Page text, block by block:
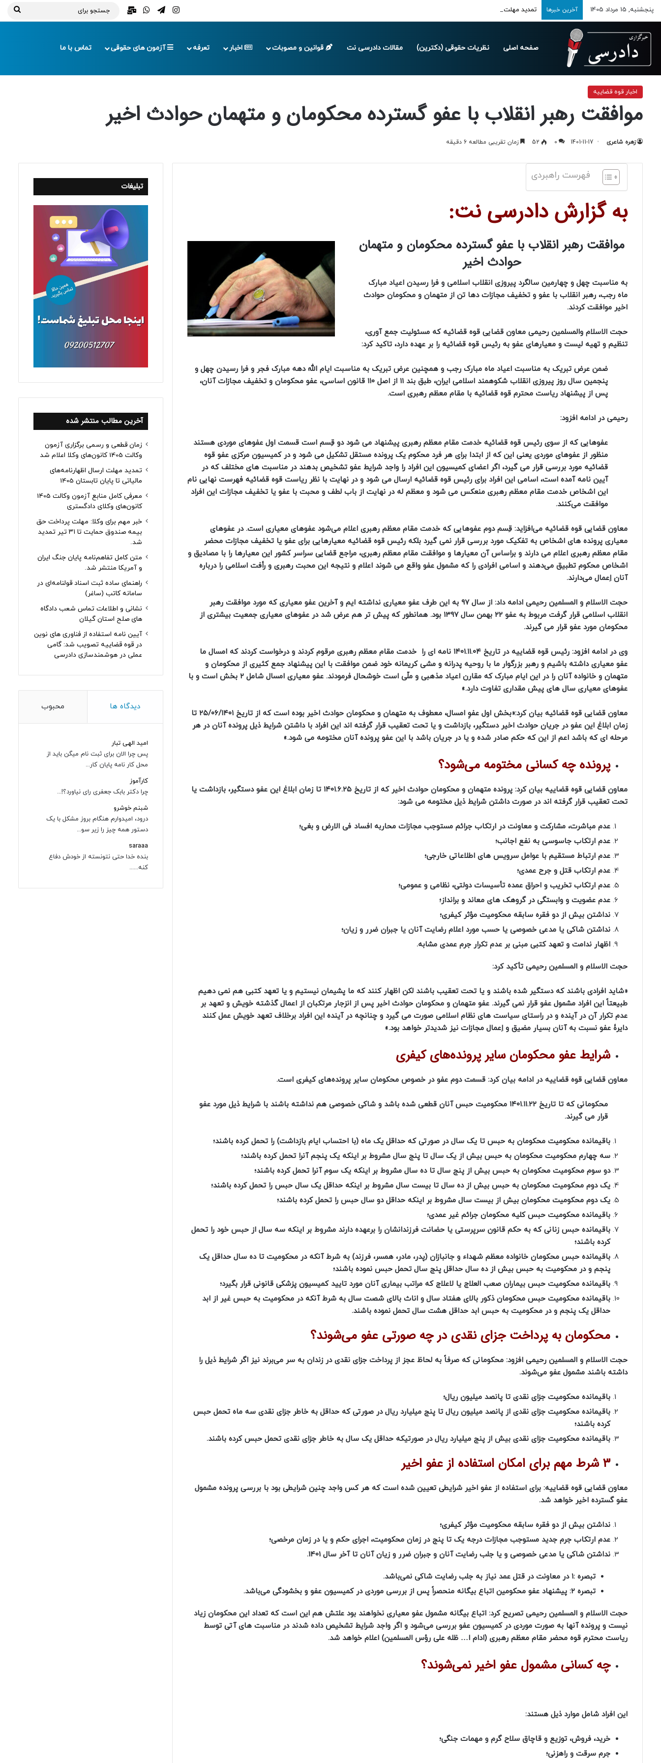
پنجشنبه, 15 مرداد 1405 آخرین خبرها تمدید مهلت ارسال اظهارنامه‌های مالیاتی تا پایان تابستان 1405 اینستاگرام
تلگرامواتس آپ
ایمیل
صفحه اصلی نظریات حقوقی (دکترین) مقالات دادرسی نت قوانین و مصوبات اخبار تعرفه آزمون های حقوقی تماس با ما
اخبار قوه قضاییه
اخبار قوه قضاییه
موافقت رهبر انقلاب با عفو گسترده محکومان و متهمان حوادث اخیر
زهره شاعری 1401-11-17
0
52 زمان تقریبی مطالعه 6 دقیقه
فهرست راهبردی
به گزارش دادرسی نت:
موافقت رهبر انقلاب با عفو گسترده محکومان و متهمان
حوادث اخیر
به مناسبت چهل و چهارمین سالگرد پیروزی انقلاب اسلامی و فرا رسیدن اعیاد مبارک
ماه رجب، رهبر انقلاب با عفو و تخفیف مجازات دها تن از متهمان و محکومان حوادث
اخیر موافقت کردند.
حجت الاسلام والمسلمین رحیمی معاون قضایی قوه قضائیه که مسئولیت جمع آوری،
تنظیم و تهیه لیست و معیارهای عفو به رئیس قوه قضائیه را بر عهده دارد، تاکید کرد:
ضمن عرض تبریک به مناسبت اعیاد ماه مبارک رجب و همچنین عرض تبریک به مناسبت ایام الله دهه مبارک فجر و فرا رسیدن چهل و
پنجمین سال روز پیروزی انقلاب شکوهمند اسلامی ایران، طبق بند ۱۱ از اصل ۱۱۰ قانون اساسی، عفو محکومان و تخفیف مجازات آنان،
پس از پیشنهاد ریاست محترم قوه قضائیه با مقام معظم رهبری است.
رحیمی در ادامه افزود:
عفوهایی که از سوی رئیس قوه قضائیه خدمت مقام معظم رهبری پیشنهاد می شود دو قِسم است قسمت اول عفوهای موردی هستند
منظور از عفوهای موردی یعنی این که از ابتدا برای هر فرد محکوم یک پرونده مستقل تشکیل می شود و در کمیسیون مرکزی عفو قوه
قضائیه مورد بررسی قرار می گیرد، اگر اعضای کمیسیون این افراد را واجد شرایط عفو تشخیص بدهند در مناسبت‌ های مختلف که در
آیین نامه آمده است، اسامی این افراد برای رئیس قوه قضائیه ارسال می شود و در نهایت با نظر ریاست قوه قضائیه فهرست نهایی نام
این اشخاص خدمت مقام معظم رهبری منعکس می‌ شود و معظم له در نهایت از باب لطف و محبت با عفو یا تخفیف مجازات این افراد
موافقت می‌کنند.
معاون قضایی قوه قضائیه می‌افزاید: قِسم دوم عفوهایی که خدمت مقام معظم رهبری اعلام می‌شود عفوهای معیاری است. در عفوهای
معیاری پرونده های اشخاص به تفکیک مورد بررسی قرار نمی گیرد بلکه رئیس قوه قضائیه معیارهایی برای عفو یا تخفیف مجازات محضر
مقام معظم رهبری اعلام می دارند و براساس آن معیارها و موافقت مقام معظم رهبری، مراجع قضایی سراسر کشور این معیارها را با مصادیق و
اشخاص محکوم تطبیق می‌دهند و اسامی افرادی را که مشمول عفو واقع می شوند اعلام و نتیجه این محبت رهبری و رأفت اسلامی را درباره
آنان اِعمال می‌‎دارند.
حجت الاسلام و المسلمین رحیمی ادامه داد: از سال ۹۷ به این طرف عفو معیاری نداشته ایم و آخرین عفو معیاری که مورد موافقت رهبر
انقلاب اسلامی قرار گرفت مربوط به عفو ۲۲ بهمن سال ۱۳۹۷ بود. همانطور که پیش تر هم عرض شد در عفوهای معیاری جمعیت بیشتری از
محکومان مورد عفو قرار می گیرند.
وی در ادامه افزود: رئیس قوه قضاییه در تاریخ ۱۴۰۱.۱۱.۰۴ نامه ای را خدمت مقام معظم رهبری مرقوم کردند و درخواست کردند که امسال ما
عفو معیاری داشته باشیم و رهبر بزرگوار ما با روحیه پدرانه و مشی کریمانه خود ضمن موافقت با این پیشنهاد جمع کثیری از محکومان و
متهمان و خانواده آنان را در این ایام مبارک که مقارن اعیاد مذهبی و ملّی است خوشحال فرمودند. عفو معیاری امسال شامل ۲ بخش است و با
عفوهای معیاری سال های پیش مقداری تفاوت دارد.»
معاون قضایی قوه قضائیه بیان کرد:«بخش اول عفوِ امسال، معطوف به متهمان و محکومان حوادث اخیر بوده است که از تاریخ ۲۵/۰۶/۱۴۰۱ تا
زمان ابلاغ این عفو در جریان حوادث اخیر دستگیر، بازداشت و یا تحت تعقیب قرار گرفته اند این افراد با داشتن شرایط ذیل پرونده آنان در هر
مرحله ای که باشد اعم از این که حکم صادر شده و یا در جریان باشد با این عفو پرونده آنان مختومه می شود.»
پرونده چه کسانی مختومه می‌شود؟
معاون قضایی قوه قضاییه بیان کرد: پرونده متهمان و محکومان حوادث اخیر که از تاریخ ۱۴۰۱.۶.۲۵ تا زمان ابلاغ این عفو دستگیر، بازداشت یا
تحت تعقیب قرار گرفته اند در صورت داشتن شرایط ذیل مختومه می شود:
عدم مباشرت، مشارکت و معاونت در ارتکاب جرائم مستوجب مجازات محاربه افساد فی الارض و بغی؛
عدم ارتکاب جاسوسی به نفع اجانب؛
عدم ارتباط مستقیم با عوامل سرویس های اطلاعاتی خارجی؛
عدم ارتکاب قتل و جرح عمدی؛
عدم ارتکاب تخریب و احراق عمده تأسیسات دولتی، نظامی و عمومی؛
عدم عضویت و وابستگی در گروهک های معاند و برانداز؛
نداشتن بیش از دو فقره سابقه محکومیت مؤثر کیفری؛
نداشتن شاکی یا مدعی خصوصی یا حسب مورد اعلام رضایت آنان یا جبران ضرر و زیان؛
اظهار ندامت و تعهد کتبی مبنی بر عدم تکرار جرم عمدی مشابه.
حجت الاسلام و المسلمین رحیمی تأکید کرد:
«شاید افرادی باشند که دستگیر شده باشند و یا تحت تعقیب باشند لکن اظهار کنند که ما پشیمان نیستیم و یا تعهد کتبی هم نمی دهیم
طبیعتاً این افراد مشمول عفو قرار نمی گیرند. عفو متهمان و محکومان حوادث اخیر پس از انزجار مرتکبان از اعمال گذشته خویش و تعهد بر
عدم تکرار آن در آینده و در راستای سیاست ‌های نظام اسلامی صورت می گیرد و چنانچه در آینده این افراد برخلاف تعهد خویش عمل کنند
دایرۀ عفو نسبت به آنان بسیار مضیق و اِعمال مجازات نیز شدیدتر خواهد بود.»
شرایط عفو محکومان سایر پرونده‌های کیفری
معاون قضایی قوه قضاییه در ادامه بیان کرد: قسمت دوم عفو در خصوص محکومان سایر پرونده‌های کیفری است.
محکومانی که تا تاریخ ۱۴۰۱.۱۱.۲۲ محکومیت حبس آنان قطعی شده باشد و شاکی خصوصی هم نداشته باشند با شرایط ذیل مورد عفو
قرار می گیرند.
باقیمانده محکومیت محکومان به حبس تا یک سال در صورتی که حداقل یک ماه (با احتساب ایام بازداشت) را تحمل کرده باشند؛
سه چهارم محکومیت محکومان به حبس بیش از یک سال تا پنج سال مشروط بر اینکه یک پنجم آنرا تحمل کرده باشند؛
دو سوم محکومیت محکومان به حبس بیش از پنج سال تا ده سال مشروط بر اینکه یک سوم آنرا تحمل کرده باشند؛
یک دوم محکومیت محکومان به حبس بیش از ده سال تا بیست سال مشروط بر اینکه حداقل یک سال حبس را تحمل کرده باشند؛
یک دوم محکومیت محکومان بیش از بیست سال مشروط بر اینکه حداقل دو سال حبس را تحمل کرده باشند؛
باقیمانده محکومیت حبس کلیه محکومان جرائم غیر عمدی؛
باقیمانده حبس زنانی که به حکم قانون سرپرستی یا حضانت فرزندانشان را برعهده دارند مشروط بر اینکه سه سال از حبس خود را تحمل
کرده باشند؛
باقیمانده حبس محکومان خانواده معظم شهداء و جانبازان (پدر، مادر، همسر، فرزند) به شرط آنکه در محکومیت تا ده سال حداقل یک
پنجم و در محکومیت به حبس بیش از ده سال حداقل پنج سال تحمل حبس نموده باشند؛
باقیمانده محکومیت حبس بیماران صعب العلاج یا لاعلاج که مراتب بیماری آنان مورد تایید کمیسیون پزشکی قانونی قرار بگیرد؛
باقیمانده محکومیت حبس محکومان ذکور بالای هفتاد سال و اناث بالای شصت سال به شرط آنکه در محکومیت به حبس غیر از ابد
حداقل یک پنجم و در محکومیت به حبس ابد حداقل هشت سال تحمل نموده باشند.
محکومان به پرداخت جزای نقدی در چه صورتی عفو می‌شوند؟
حجت الاسلام و المسلمین رحیمی افزود: محکومانی که صرفاً به لحاظ عجز از پرداخت جزای نقدی در زندان به سر می‌برند نیز اگر شرایط ذیل را
داشته باشند مشمول عفو می‌شوند.
باقیمانده محکومیت جزای نقدی تا پانصد میلیون ریال؛
باقیمانده محکومیت جزای نقدی از پانصد میلیون ریال تا پنج میلیارد ریال در صورتی که حداقل به خاطر جزای نقدی سه ماه تحمل حبس
کرده باشند؛
باقیمانده محکومیت جزای نقدی بیش از پنج میلیارد ریال در صورتیکه حداقل یک سال به خاطر جزای نقدى تحمل حبس کرده باشند.
۳ شرط مهم برای امکان استفاده از عفو اخیر
معاون قضایی قوه قضاییه: برای استفاده از عفو اخیر شرایطی تعیین شده است که هر کس واجد چنین شرایطی بود با بررسی پرونده مشمول
عفو گسترده اخیر خواهد شد.
نداشتن بیش از دو فقره سابقه محکومیت مؤثر کیفری؛
عدم ارتکاب جرم جدید مستوجب مجازات درجه یک تا پنج در زمان محکومیت، اجرای حکم و یا در زمان مرخصی؛
نداشتن شاکی یا مدعی خصوصی و یا جلب رضایت آنان و جبران ضرر و زیان آنان تا آخر سال 1401.
تبصره :۱ در معاونت در قتل عمد نیاز به جلب رضایت شاکی نمی‌باشد.
تبصره ۲: پیشنهاد عفو محکومین اتباع بیگانه منحصراً پس از بررسی موردی در کمیسیون عفو و بخشودگی می‌باشد.
حجت الاسلام و المسلمین رحیمی تصریح کرد: اتباع بیگانه مشمول عفو معیاری نخواهند بود علتش هم این است که تعداد این محکومان زیاد
نیست و پرونده آنها به صورت موردی در کمیسیون عفو بررسی می‌شود و اگر واجد شرایط تشخیص داده شدند در مناسبت ‌های آتی توسط
ریاست محترم قوه محضر مقام معظم رهبری (ادام ا… ظله علی رؤس المسلمین) اعلام خواهد شد.
چه کسانی مشمول عفو اخیر نمی‌شوند؟
این افراد شامل موارد ذیل هستند:
خرید، فروش، توزیع و قاچاق سلاح گرم و مهمات جنگی؛
جرم سرقت و راهزنی؛
تبلیغات
آخرین مطالب منتشر شده
زمان قطعی و رسمی برگزاری آزمون
وکالت 1405 کانون‌های وکلا اعلام شد
تمدید مهلت ارسال اظهارنامه‌های
مالیاتی تا پایان تابستان 1405
معرفی کامل منابع آزمون وکالت 1405
کانون‌های وکلای دادگستری
خبر مهم برای وکلا: مهلت پرداخت حق
بیمه صندوق حمایت تا ۳۱ تیر تمدید
شد.
متن کامل تفاهم‌نامه پایان جنگ ایران
و آمریکا منتشر شد.
راهنمای ساده ثبت اسناد قولنامه‌ای در
سامانه کاتب (ساغر)
نشانی و اطلاعات تماس شعب دادگاه
های صلح استان گیلان
آیین نامه استفاده از فناوری های نوین
در قوه قضاییه تصویب شد: گامی
عملی در هوشمندسازی دادرسی
دیدگاه ها محبوب
امید الهی تبار
پس چرا الان برای ثبت نام میگن باید از
محل کار نامه پایان کار...
کارآموز
چرا دکتر بابک جعفری رای نیاورد؟!...
شبنم خوشرو
درود، امیدوارم هنگام بروز مشکل با یک
دستور همه چیز را زیر سو...
saraaa
بنده خدا حتی نتونسته از خودش دفاع
کنه......